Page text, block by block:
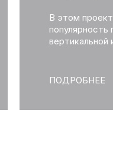
В этом
вертикальной
ПОДРОБНЕЕ